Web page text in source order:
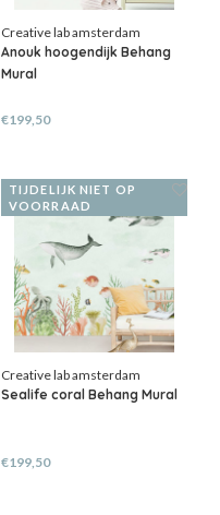
Creative lab amsterdam
Anouk hoogendijk Behang
Mural
€199,50
TIJDELIJK NIET OP
VOORRAAD
Creative lab amsterdam
Sealife coral Behang Mural
€199,50